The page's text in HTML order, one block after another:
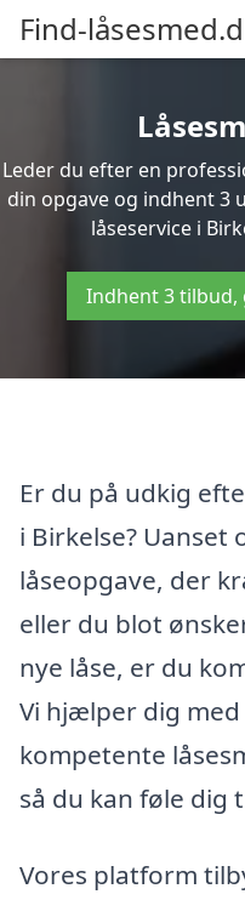
Find-
Leder du efter en
din opgave og indhent 3
låseservice i
Indhent 3
Er du på udkig
i Birkelse?
låseopgave, der
eller du blot
nye låse, er du
Vi hjælper dig
kompetente
så du kan føle dig
Vores platform